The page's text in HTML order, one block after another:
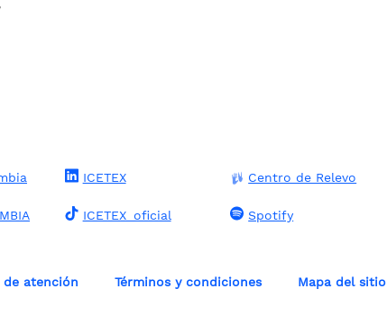
ICETEX
ICETEX_oficial
Centro de Relevo
Spotify
de atención Términos y condiciones Mapa del sitio